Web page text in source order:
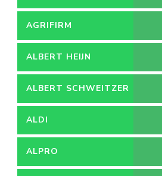
MEDEWERKER
AGRIFIRM
ALBERT HEIJN
ALBERT SCHWEITZER
ZIEKENHUIS
ALDI
ALPRO